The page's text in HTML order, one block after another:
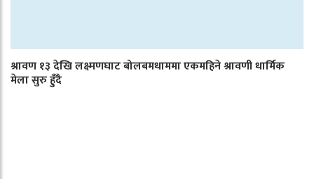
श्रावण १३ देखि लक्ष्मणघाट बोलबमधाममा एकमहिने श्रावणी धार्मिक
मेला सुरु हुँदै